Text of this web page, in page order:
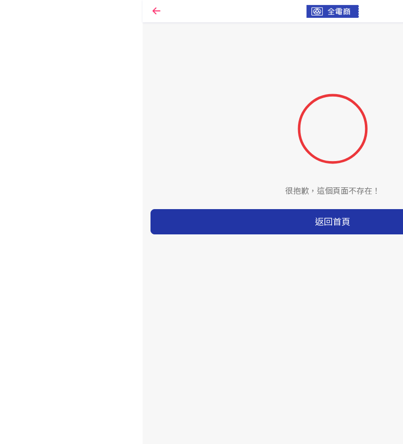
很抱歉，這個頁面不存在！
返回首頁